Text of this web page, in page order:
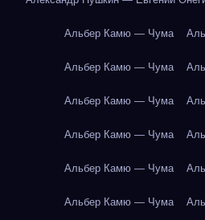
Альбер Камю — Чума
Альбер Камю — Чума
Альбер Камю — Чума
Альбер Камю — Чума
Альбер Камю — Чума
Альбер Камю — Чума